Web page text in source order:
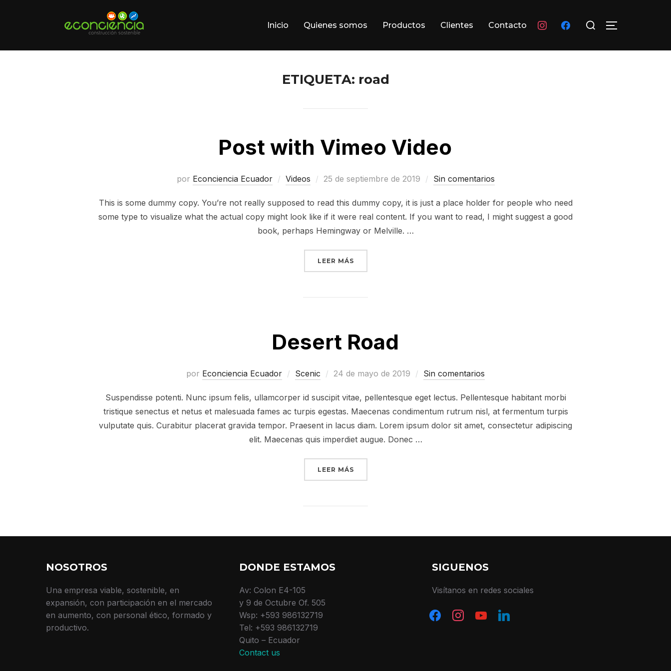
Inicio Quienes somos Productos Clientes Contacto instagramfacebook
ALTERNAR
ETIQUETA: road
Post with Vimeo Video
por Econciencia Ecuador Videos
Publicado
25 de septiembre de 2019 Sin comentarios
This is some dummy copy. You’re not really supposed to read this dummy copy, it is just a place holder for people who need
some type to visualize what the actual copy might look like if it were real content. If you want to read, I might suggest a good
book, perhaps Hemingway or Melville. …
LEER MÁS«POST WITH VIMEO VIDEO»
Desert Road
por Econciencia Ecuador Scenic
Publicado
24 de mayo de 2019 Sin comentarios
Suspendisse potenti. Nunc ipsum felis, ullamcorper id suscipit vitae, pellentesque eget lectus. Pellentesque habitant morbi
tristique senectus et netus et malesuada fames ac turpis egestas. Maecenas condimentum rutrum nisl, at fermentum turpis
vulputate quis. Curabitur placerat gravida tempor. Praesent in lacus diam. Lorem ipsum dolor sit amet, consectetur adipiscing
elit. Maecenas quis imperdiet augue. Donec …
LEER MÁS«DESERT ROAD»
NOSOTROS
Una empresa viable, sostenible, en
expansión, con participación en el mercado
en aumento, con personal ético, formado y
productivo.
DONDE ESTAMOS
Av: Colon E4-105
y 9 de Octubre Of. 505
Wsp: +593 986132719
Tel: +593 986132719
Quito – Ecuador
Contact us
SIGUENOS
Visítanos en redes sociales
facebookinstagramyoutubelinkedin